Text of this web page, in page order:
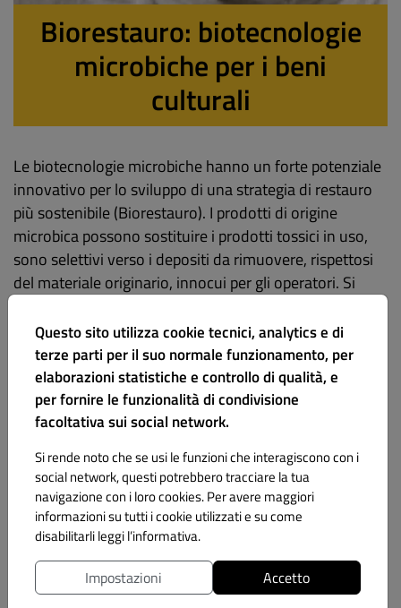
Biorestauro: biotecnologie
microbiche per i beni
culturali
Le biotecnologie microbiche hanno un forte potenziale
innovativo per lo sviluppo di una strategia di restauro
più sostenibile (Biorestauro). I prodotti di origine
microbica possono sostituire i prodotti tossici in uso,
sono selettivi verso i depositi da rimuovere, rispettosi
del materiale originario, innocui per gli operatori. Si
principalmente batteri, di origine ambientale, non
patogeni e non modificati geneticamente, quindi sicuri,
senza restrizioni di impiego. I batteri vengono
immobilizzati all’interno di un supporto inerte-da
scegliere in accordo con il caso specifico (“micro-
condizioni operative stringenti. Il biorestauro trova
applicazioni per problemi di pulitura e di
consolidamento.
Bio-pulitura
Questo sito utilizza cookie tecnici, analytics e di
terze parti per il suo normale funzionamento, per
elaborazioni statistiche e controllo di qualità, e
per fornire le funzionalità di condivisione
facoltativa sui social network.
Si rende noto che se usi le funzioni che interagiscono con i
social network, questi potrebbero tracciare la tua
navigazione con i loro cookies. Per avere maggiori
informazioni su tutti i cookie utilizzati e su come
disabilitarli leggi l’informativa.
Impostazioni Accetto